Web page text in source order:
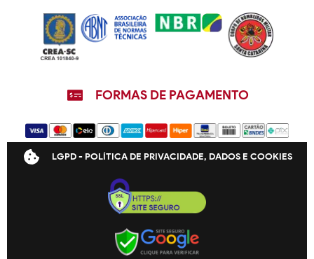
FORMAS DE PAGAMENTO
LGPD - POLÍTICA DE PRIVACIDADE, DADOS E COOKIES